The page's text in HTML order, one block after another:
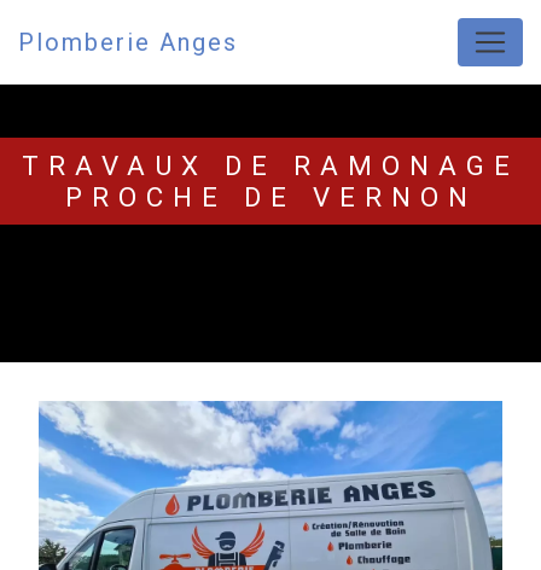
Plomberie Anges
TRAVAUX DE RAMONAGE
PROCHE DE VERNON